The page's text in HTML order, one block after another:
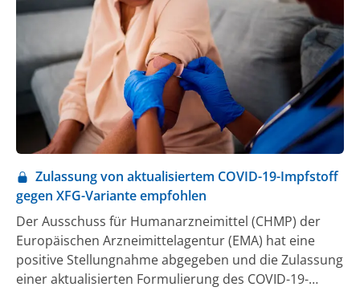
Zulassung von aktualisiertem COVID-19-Impfstoff
gegen XFG-Variante empfohlen
Der Ausschuss für Humanarzneimittel (CHMP) der
Europäischen Arzneimittelagentur (EMA) hat eine
positive Stellungnahme abgegeben und die Zulassung
einer aktualisierten Formulierung des COVID-19-